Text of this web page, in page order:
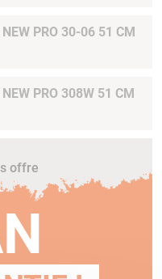
PRO 30-06 51 CM
PRO 308W 51 CM
offre